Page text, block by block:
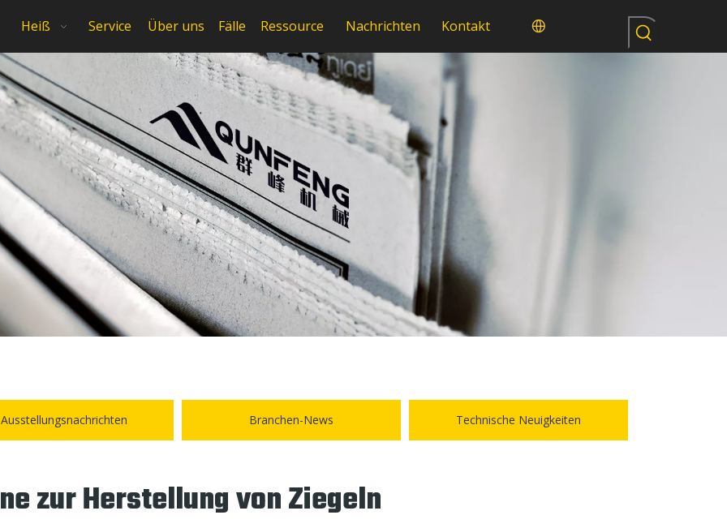
Heiß Service Über uns Fälle Ressource Nachrichten Kontakt
Ausstellungsnachrichten Branchen-News Technische Neuigkeiten
zur Herstellung von Ziegeln